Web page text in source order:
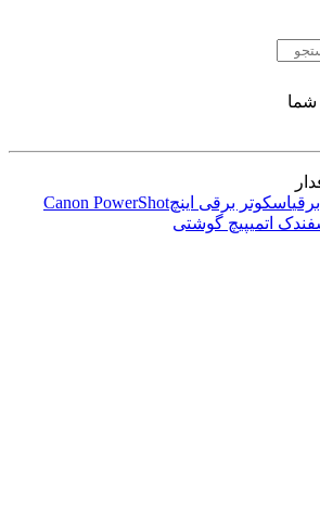
شما
اسکوتر برقی اینچCanon PowerShot
فندک اتمیپیچ گوشتی